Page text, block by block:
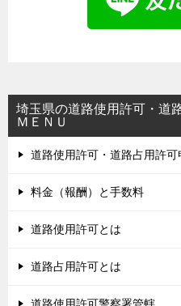
埼玉県の道路使用許可・道
ＭＥＮＵ
道路使用許可・道路占用許可
料金（報酬）と手数料
道路使用許可とは
道路占用許可とは
道路使用許可警察署管轄